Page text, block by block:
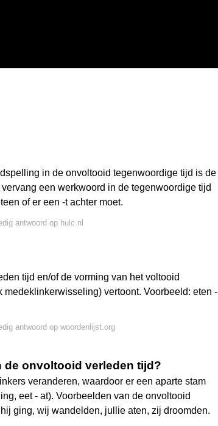
in de onvoltooid tegenwoordige tijd is de
een werkwoord in de tegenwoordige tijd
of er een -t achter moet.
antwoord op hulc.nl
tijd en/of de vorming van het voltooid
vertoont. Voorbeeld: eten -
antwoord op woordenlijst.org
de onvoltooid verleden tijd?
veranderen, waardoor er een aparte stam
eet - at). Voorbeelden van de onvoltooid
ging, wij wandelden, jullie aten, zij droomden.